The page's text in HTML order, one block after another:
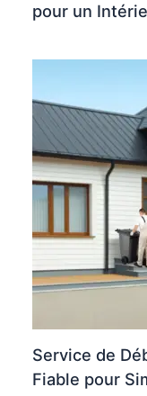
pour un
Service de
Fiable pour